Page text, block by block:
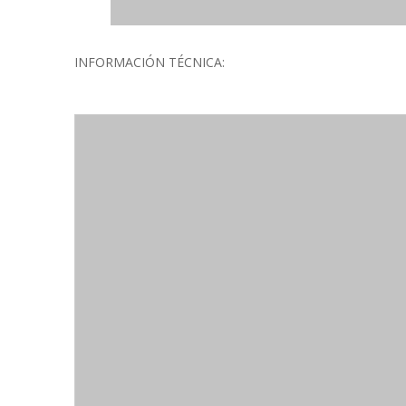
INFORMACIÓN TÉCNICA: